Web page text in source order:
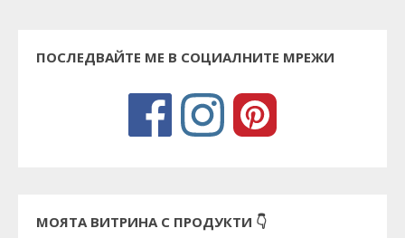
ПОСЛЕДВАЙТЕ МЕ В СОЦИАЛНИТЕ МРЕЖИ
МОЯТА ВИТРИНА С ПРОДУКТИ 👇